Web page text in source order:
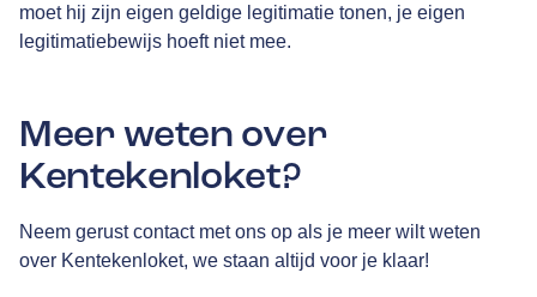
moet hij zijn eigen geldige legitimatie tonen, je eigen
legitimatiebewijs hoeft niet mee.
Meer weten over
Kentekenloket?
Neem gerust contact met ons op als je meer wilt weten
over Kentekenloket, we staan altijd voor je klaar!